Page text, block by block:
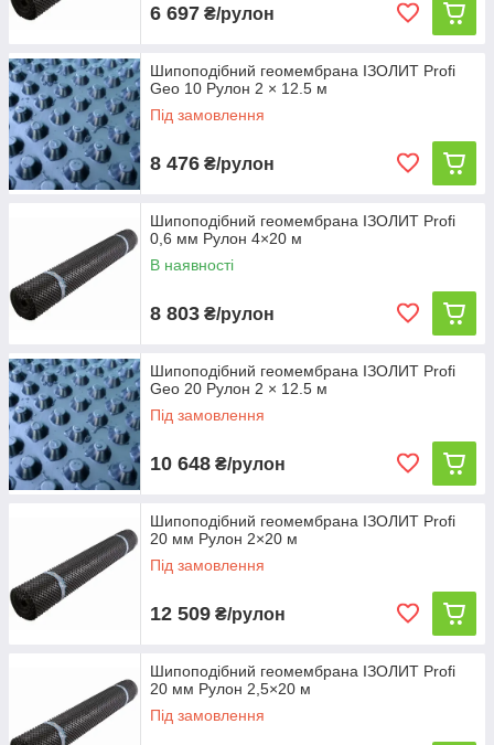
6 697 ₴/рулон
Шипоподібний геомембрана ІЗОЛИТ Profi
Geo 10 Рулон 2 × 12.5 м
Під замовлення
8 476 ₴/рулон
Шипоподібний геомембрана ІЗОЛИТ Profi
0,6 мм Рулон 4×20 м
В наявності
8 803 ₴/рулон
Шипоподібний геомембрана ІЗОЛИТ Profi
Geo 20 Рулон 2 × 12.5 м
Під замовлення
10 648 ₴/рулон
Шипоподібний геомембрана ІЗОЛИТ Profi
20 мм Рулон 2×20 м
Під замовлення
12 509 ₴/рулон
Шипоподібний геомембрана ІЗОЛИТ Profi
20 мм Рулон 2,5×20 м
Під замовлення